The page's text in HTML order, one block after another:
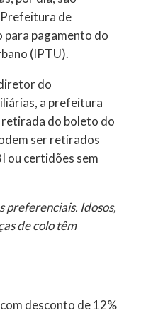
Prefeitura de
pagamento do
(IPTU).
do
a prefeitura
retirada do boleto do
ser retirados
ou certidões sem
preferenciais. Idosos,
de colo têm
desconto de 12%